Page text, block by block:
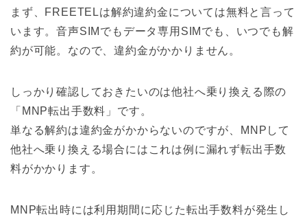
まず、FREETELは解約違約金については無料と言って
います。音声SIMでもデータ専用SIMでも、いつでも解
約が可能。なので、違約金がかかりません。
しっかり確認しておきたいのは他社へ乗り換える際の
「MNP転出手数料」です。
単なる解約は違約金がかからないのですが、MNPして
他社へ乗り換える場合にはこれは例に漏れず転出手数
料がかかります。
MNP転出時には利用期間に応じた転出手数料が発生し